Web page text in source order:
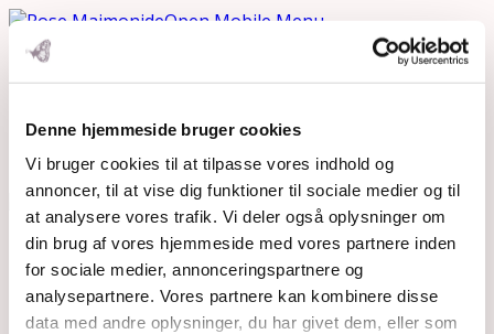
Denne hjemmeside bruger cookies
Vi bruger cookies til at tilpasse vores indhold og
annoncer, til at vise dig funktioner til sociale medier og til
at analysere vores trafik. Vi deler også oplysninger om
din brug af vores hjemmeside med vores partnere inden
for sociale medier, annonceringspartnere og
analysepartnere. Vores partnere kan kombinere disse
data med andre oplysninger, du har givet dem, eller som
Open Mobile Menu
mikrotraening featured
image BLOG
Downloads:full (300x200) | thumbnail (150x150)